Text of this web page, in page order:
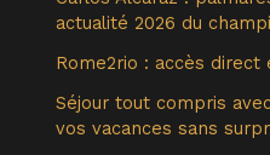
actualité 2026 du
Rome2rio : accès direct
Séjour tout compris
vos vacances sans